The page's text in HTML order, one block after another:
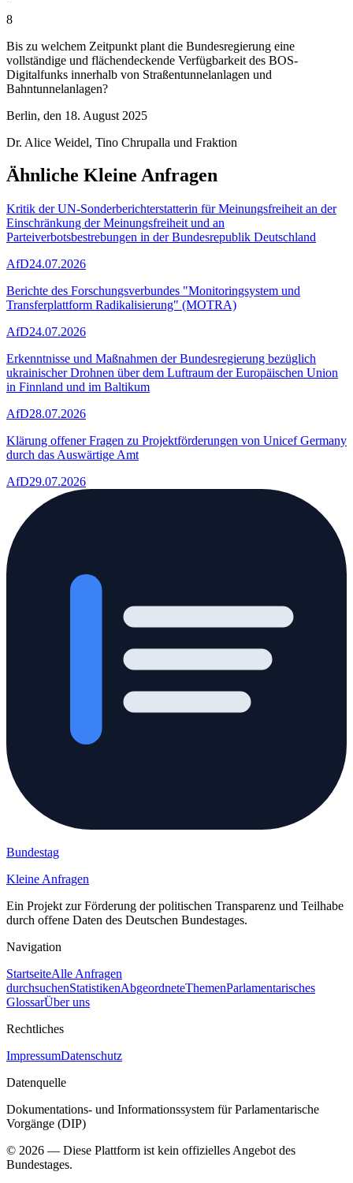
8
Bis zu welchem Zeitpunkt plant die Bundesregierung eine
vollständige und flächendeckende Verfügbarkeit des BOS-
Digitalfunks innerhalb von Straßentunnelanlagen und
Bahntunnelanlagen?
Berlin, den 18. August 2025
Dr. Alice Weidel, Tino Chrupalla und Fraktion
Ähnliche Kleine Anfragen
Kritik der UN-Sonderberichterstatterin für Meinungsfreiheit an der
Einschränkung der Meinungsfreiheit und an
Parteiverbotsbestrebungen in der Bundesrepublik Deutschland
AfD24.07.2026
Berichte des Forschungsverbundes "Monitoringsystem und
Transferplattform Radikalisierung" (MOTRA)
AfD24.07.2026
Erkenntnisse und Maßnahmen der Bundesregierung bezüglich
ukrainischer Drohnen über dem Luftraum der Europäischen Union
in Finnland und im Baltikum
AfD28.07.2026
Klärung offener Fragen zu Projektförderungen von Unicef Germany
durch das Auswärtige Amt
AfD29.07.2026
Bundestag
Kleine Anfragen
Ein Projekt zur Förderung der politischen Transparenz und Teilhabe
durch offene Daten des Deutschen Bundestages.
Navigation
StartseiteAlle Anfragen
durchsuchenStatistikenAbgeordneteThemenParlamentarisches
GlossarÜber uns
Rechtliches
ImpressumDatenschutz
Datenquelle
Dokumentations- und Informationssystem für Parlamentarische
Vorgänge (DIP)
© 2026 — Diese Plattform ist kein offizielles Angebot des
Bundestages.